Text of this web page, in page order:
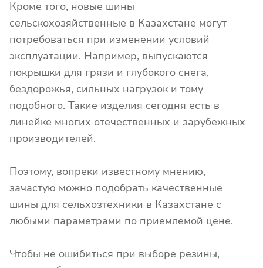
Кроме того, новые шины
сельскохозяйственные в Казахстане могут
потребоваться при изменении условий
эксплуатации. Например, выпускаются
покрышки для грязи и глубокого снега,
бездорожья, сильных нагрузок и тому
подобного. Такие изделия сегодня есть в
линейке многих отечественных и зарубежных
производителей.
Поэтому, вопреки известному мнению,
зачастую можно подобрать качественные
шины для сельхозтехники в Казахстане с
любыми параметрами по приемлемой цене.
Чтобы не ошибиться при выборе резины,